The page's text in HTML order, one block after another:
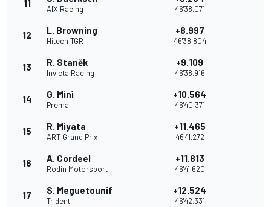
11
AIX Racing 46'38.071
12 L. Browning
Hitech TGR
+8.997
46'38.804
13 R. Staněk
Invicta Racing
+9.109
46'38.916
14 G. Minì
Prema
+10.564
46'40.371
15 R. Miyata
ART Grand Prix
+11.465
46'41.272
16 A. Cordeel
Rodin Motorsport
+11.813
46'41.620
17 S. Meguetounif
Trident
+12.524
46'42.331